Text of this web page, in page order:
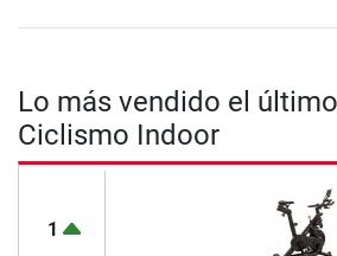
Lo más vendido el
Ciclismo Indoor
1